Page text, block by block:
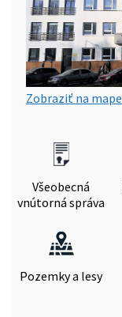
Zobraziť na mape
Všeobecná
vnútorná správa
Pozemky a lesy